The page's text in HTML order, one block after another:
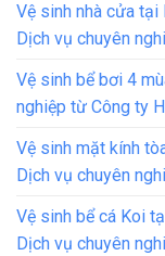
Vệ sinh nhà cửa tại
Dịch vụ chuyên
Vệ sinh bể bơi 4
nghiệp từ Công ty
Vệ sinh mặt kính
Dịch vụ chuyên
Vệ sinh bể cá Koi
Dịch vụ chuyên